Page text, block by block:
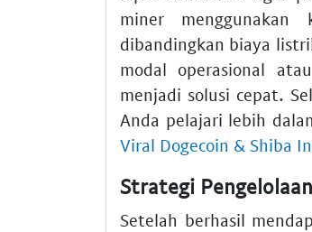
miner menggunakan
dibandingkan biaya
modal operasional
menjadi solusi cepat.
Anda pelajari lebih
Viral Dogecoin & Shiba
Strategi
Setelah berhasil